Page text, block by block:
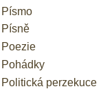
Písmo
Písně
Poezie
Pohádky
Politická perzekuce